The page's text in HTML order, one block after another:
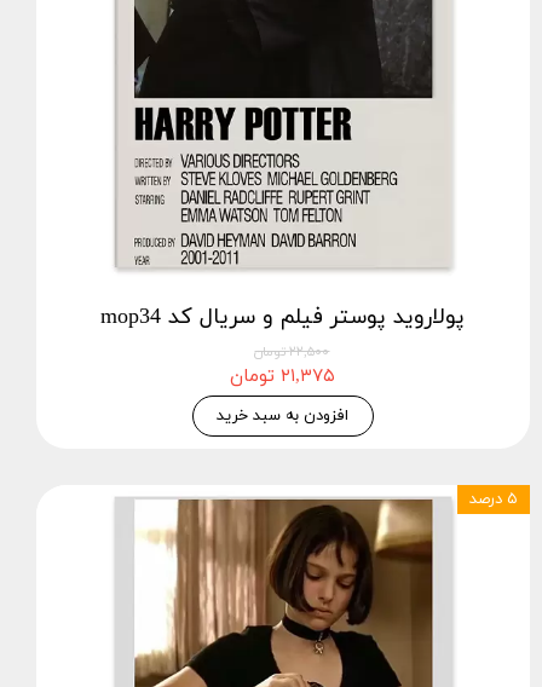
پولاروید پوستر فیلم و سریال کد mop34
۲۲,۵۰۰ تومان
۲۱,۳۷۵ تومان
افزودن به سبد خرید
۵ درصد